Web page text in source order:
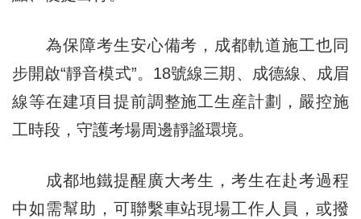
為保障考生安心備考，成都軌道施工也同
步開啟“靜音模式”。18號線三期、成德線、成眉
線等在建項目提前調整施工生産計劃，嚴控施
工時段，守護考場周邊靜謐環境。
成都地鐵提醒廣大考生，考生在赴考過程
中如需幫助，可聯繫車站現場工作人員，或撥